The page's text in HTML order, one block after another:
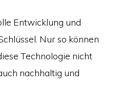
Entwicklung und
Nur so können
Technologie nicht
nachhaltig und